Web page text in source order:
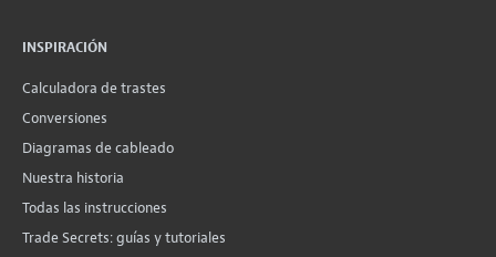
INSPIRACIÓN
Calculadora de trastes
Conversiones
Diagramas de cableado
Nuestra historia
Todas las instrucciones
Trade Secrets: guías y tutoriales